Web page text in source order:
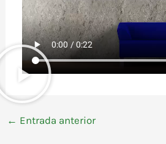
← Entrada anterior